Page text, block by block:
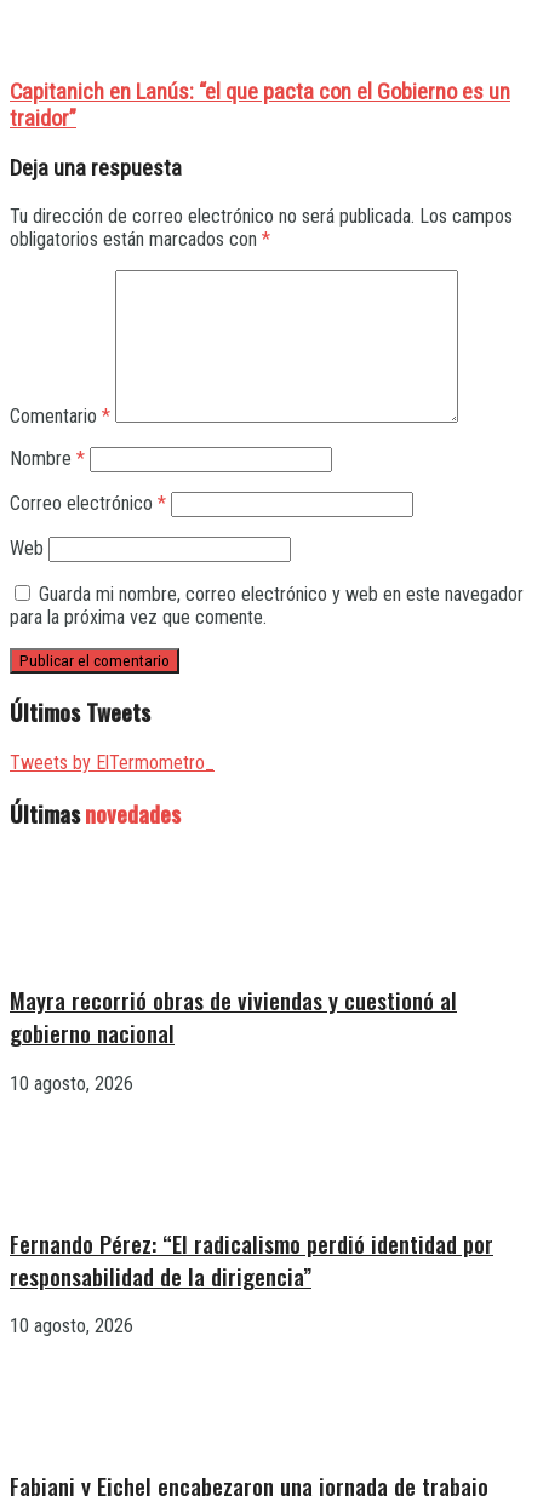
Capitanich en Lanús: “el que pacta con el Gobierno es un
traidor”
Deja una respuesta
Tu dirección de correo electrónico no será publicada. Los campos
obligatorios están marcados con *
Comentario *
Nombre *
Correo electrónico *
Web
Guarda mi nombre, correo electrónico y web en este navegador
para la próxima vez que comente.
Últimos Tweets
Tweets by ElTermometro_
Últimasnovedades
Mayra recorrió obras de viviendas y cuestionó al
gobierno nacional
10 agosto, 2026
Fernando Pérez: “El radicalismo perdió identidad por
responsabilidad de la dirigencia”
10 agosto, 2026
Fabiani y Eichel encabezaron una jornada de trabajo